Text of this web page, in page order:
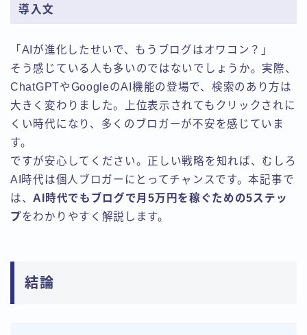
導入文
「AIが進化したせいで、もうブログはオワコン？」
そう感じている人も多いのではないでしょうか。実際、
ChatGPTやGoogleのAI機能の登場で、検索のあり方は
大きく変わりました。上位表示されてもクリックされに
くい時代になり、多くのブロガーが不安を感じていま
す。
ですが安心してください。正しい戦略を知れば、むしろ
AI時代は個人ブロガーにとってチャンスです。本記事で
は、 AI時代でもブログで月5万円を稼ぐための5ステッ
プをわかりやすく解説します。
結論